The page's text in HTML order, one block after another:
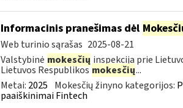
Informacinis pranešimas dėl
Web turinio sąrašas 2025-08-21
Valstybinė mokesčių inspekcija prie
Lietuvos Respublikosmokesčių...
Metai: 2025 Mokesčių žinyno kategorijos:
paaiškinimai Fintech